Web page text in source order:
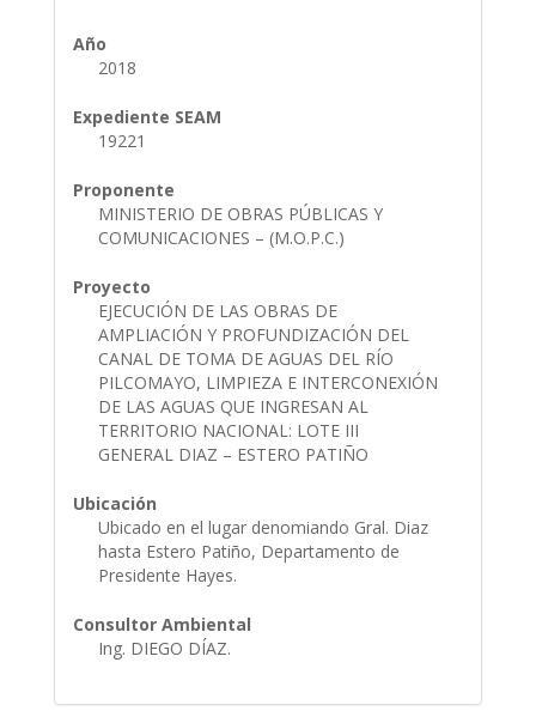
Año
2018
Expediente SEAM
19221
Proponente
MINISTERIO DE OBRAS PÚBLICAS Y
COMUNICACIONES – (M.O.P.C.)
Proyecto
EJECUCIÓN DE LAS OBRAS DE
AMPLIACIÓN Y PROFUNDIZACIÓN DEL
CANAL DE TOMA DE AGUAS DEL RÍO
PILCOMAYO, LIMPIEZA E INTERCONEXIÓN
DE LAS AGUAS QUE INGRESAN AL
TERRITORIO NACIONAL: LOTE III
GENERAL DIAZ – ESTERO PATIÑO
Ubicación
Ubicado en el lugar denomiando Gral. Diaz
hasta Estero Patiño, Departamento de
Presidente Hayes.
Consultor Ambiental
Ing. DIEGO DÍAZ.